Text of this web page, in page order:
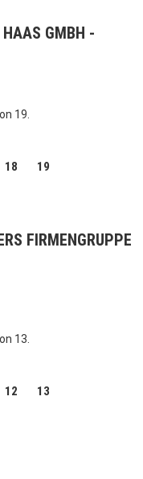
HAAS GMBH
19.
18 19
FIRMENGRUPPE
13.
12 13